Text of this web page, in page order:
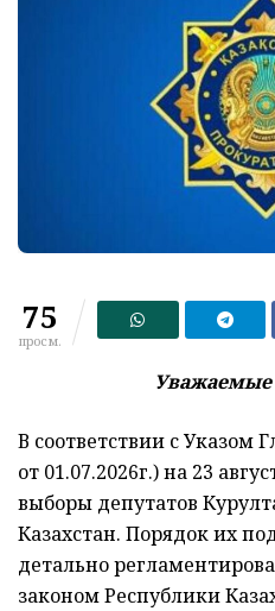
75
просм.
Уважаемые
В соответствии с Указом
от 01.07.2026г.) на 23
выборы депутатов
Казахстан. Порядок их
детально
законом Республики